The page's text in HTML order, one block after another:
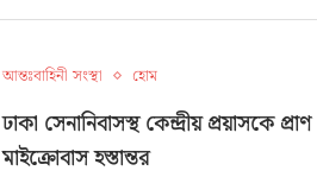
আন্তঃবাহিনী সংস্থা হোম
ঢাকা সেনানিবাসস্থ কেন্দ্রীয় প্রয়াসকে
মাইক্রোবাস হস্তান্তর